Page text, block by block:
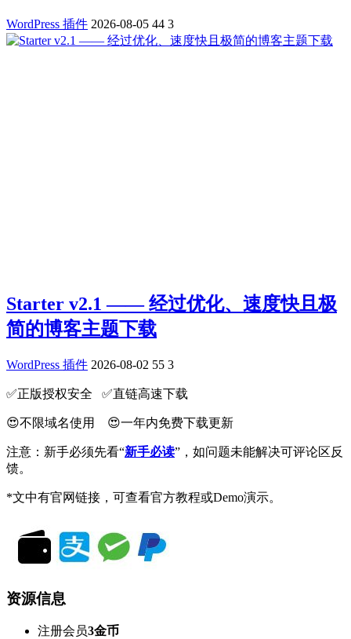
WordPress 插件 2026-08-05 44 3
Starter v2.1 —— 经过优化、速度快且极
简的博客主题下载
WordPress 插件 2026-08-02 55 3
✅️正版授权安全 ✅️直链高速下载
😍不限域名使用 😍一年内免费下载更新
注意：新手必须先看“新手必读”，如问题未能解决可评论区反
馈。
*文中有官网链接，可查看官方教程或Demo演示。
资源信息
注册会员3金币